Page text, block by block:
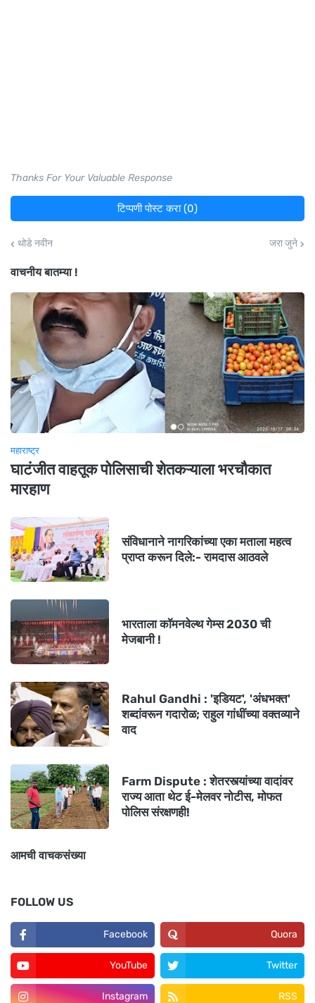
Thanks For Your Valuable Response
टिप्पणी पोस्ट करा (0)
थोडे नवीन जरा जुने
वाचनीय बातम्या !
महाराष्ट्र
घाटंजीत वाहतूक पोलिसाची शेतकऱ्याला भरचौकात
मारहाण
संविधानाने नागरिकांच्या एका मताला महत्व
प्राप्त करून दिले:- रामदास आठवले
भारताला कॉमनवेल्थ गेम्स 2030 ची
मेजबानी !
Rahul Gandhi : 'इडियट', 'अंधभक्त'
शब्दांवरून गदारोळ; राहुल गांधींच्या वक्तव्याने
वाद
Farm Dispute : शेतरस्त्यांच्या वादांवर
राज्य आता थेट ई-मेलवर नोटीस, मोफत
पोलिस संरक्षणही!
आमची वाचकसंख्या
FOLLOW US
Facebook Quora
YouTube Twitter
Instagram RSS